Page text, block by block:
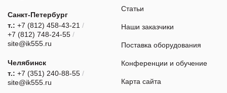
Санкт-Петербург
т.: +7 (812) 458-43-21 /
+7 (812) 748-24-55 /
site@ik555.ru
Челябинск
т.: +7 (351) 240-88-55 /
site@ik555.ru
Статьи
Наши заказчики
Поставка оборудования
Конференции и обучение
Карта сайта